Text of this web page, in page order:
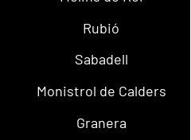
Rubió
Sabadell
Monistrol de Calders
Granera